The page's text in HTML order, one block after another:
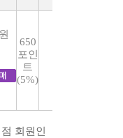
650
포인
트
(5%)
회원인